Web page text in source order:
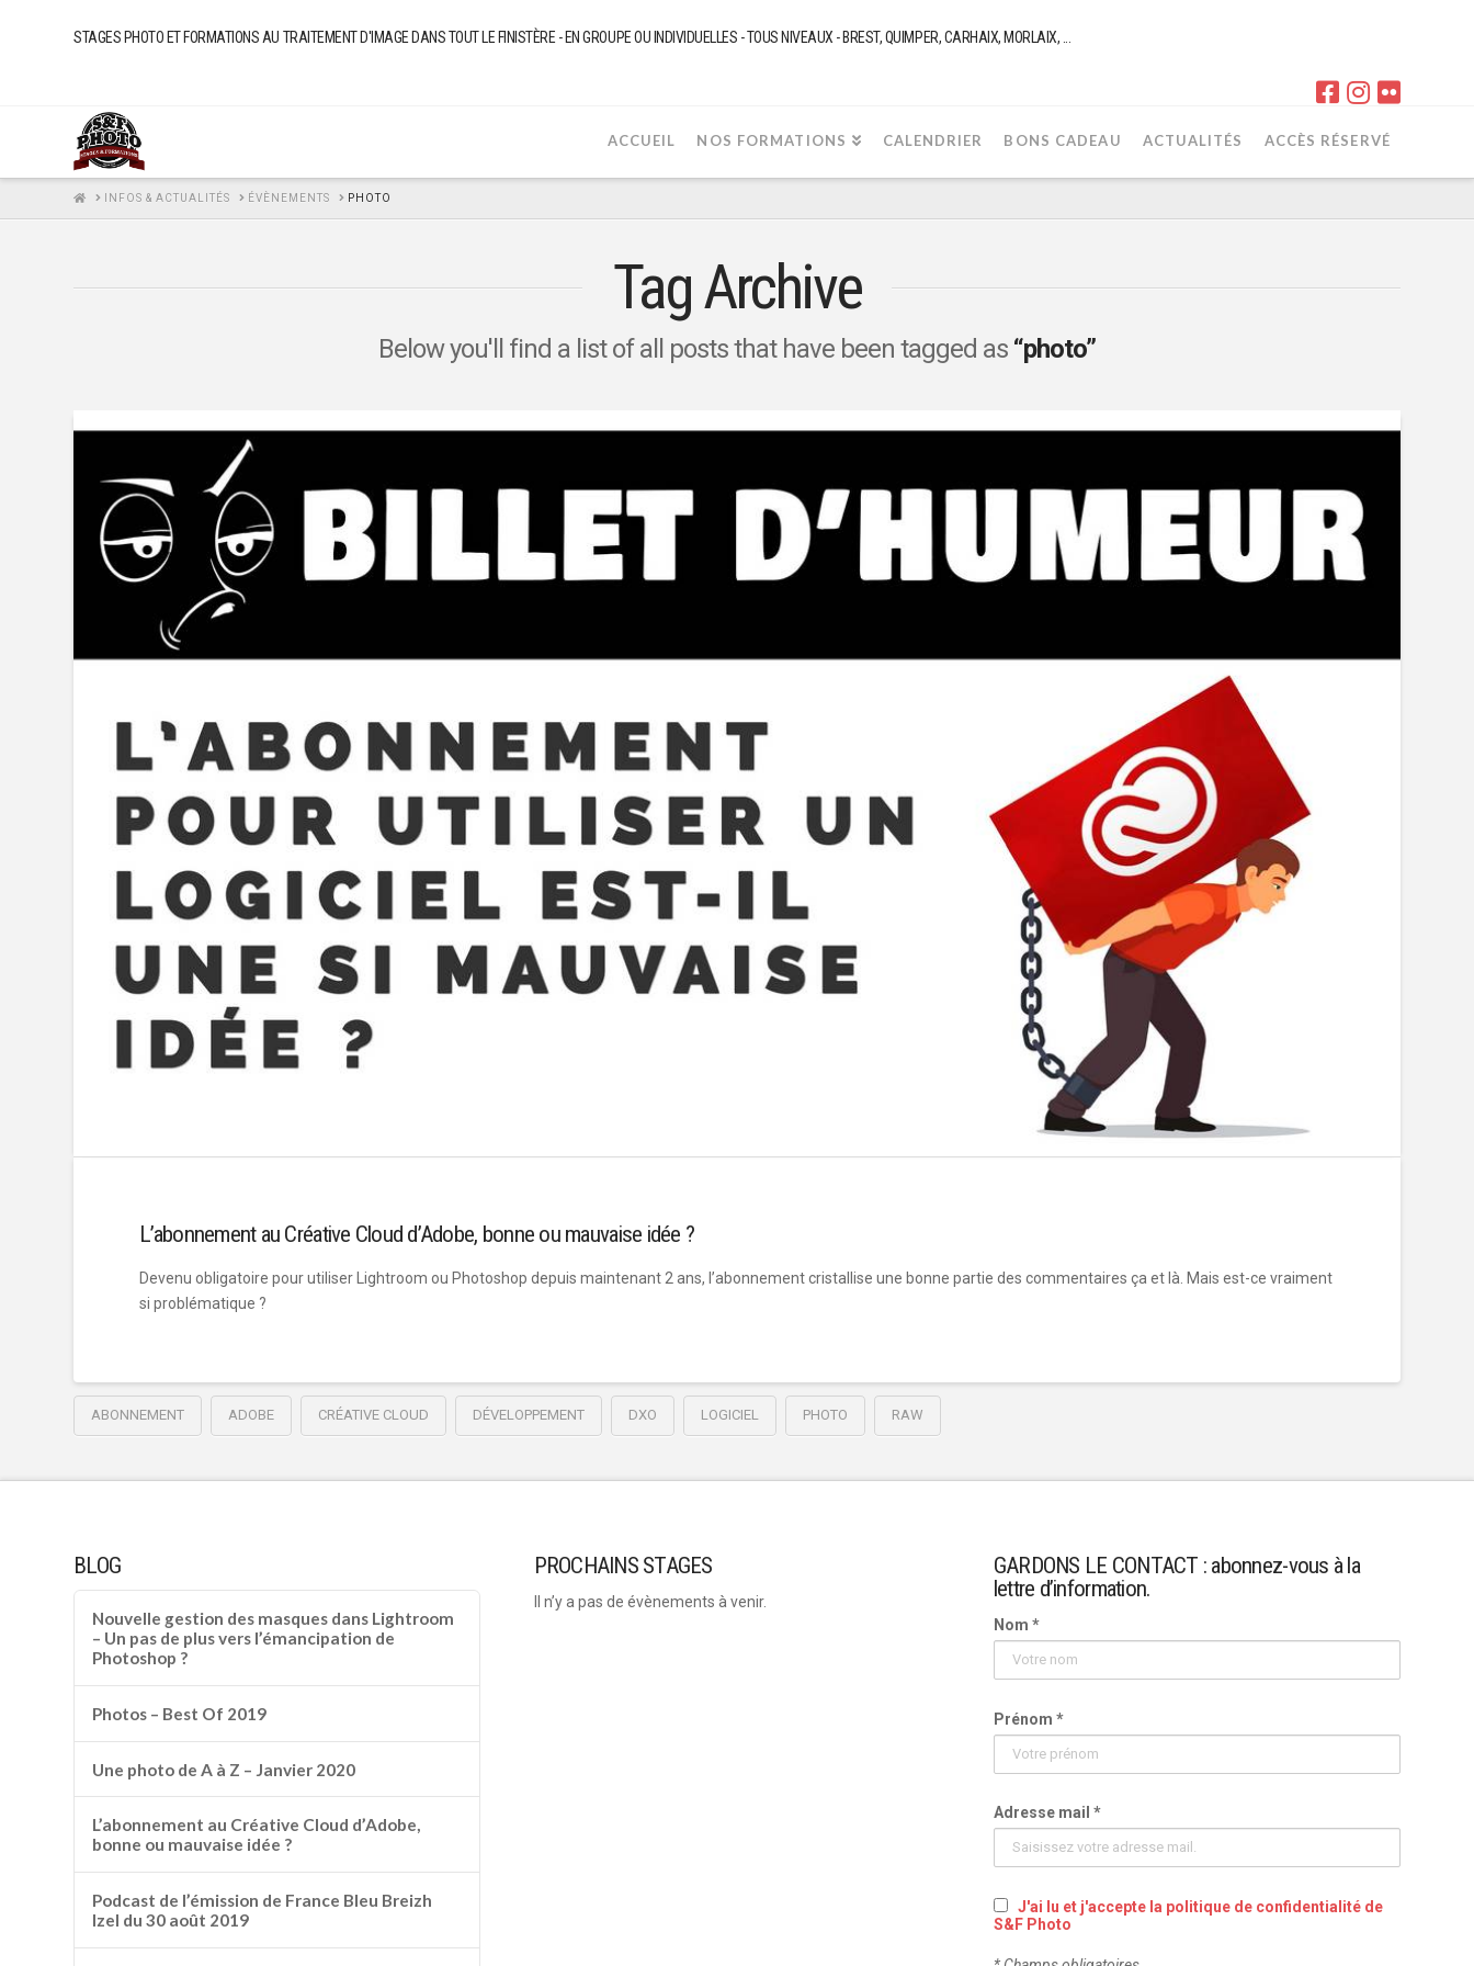
STAGES PHOTO ET FORMATIONS AU TRAITEMENT D'IMAGE DANS TOUT LE FINISTÈRE - EN GROUPE OU INDIVIDUELLES - TOUS NIVEAUX - BREST, QUIMPER, CARHAIX, MORLAIX, ...
ACCUEIL NOS FORMATIONS CALENDRIER BONS CADEAU ACTUALITÉS ACCÈS RÉSERVÉ
HOMEINFOS & ACTUALITÉS ÉVÈNEMENTS PHOTO
Tag Archive
Below you'll find a list of all posts that have been tagged as “photo”
L’abonnement au Créative Cloud d’Adobe, bonne ou mauvaise idée ?
Devenu obligatoire pour utiliser Lightroom ou Photoshop depuis maintenant 2 ans, l’abonnement cristallise une bonne partie des commentaires ça et là. Mais est-ce vraiment
si problématique ?
ABONNEMENT ADOBE CRÉATIVE CLOUD DÉVELOPPEMENT DXO LOGICIEL PHOTO RAW
BLOG
Nouvelle gestion des masques dans Lightroom
– Un pas de plus vers l’émancipation de
Photoshop ?
Photos – Best Of 2019
Une photo de A à Z – Janvier 2020
L’abonnement au Créative Cloud d’Adobe,
bonne ou mauvaise idée ?
Podcast de l’émission de France Bleu Breizh
Izel du 30 août 2019
PROCHAINS STAGES
Il n’y a pas de évènements à venir.
GARDONS LE CONTACT : abonnez-vous à la
lettre d’information.
Nom *
Prénom *
Adresse mail *
J'ai lu et j'accepte la politique de confidentialité de
S&F Photo